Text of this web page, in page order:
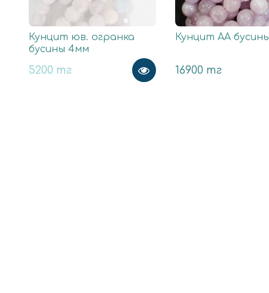
Кунцит юв. огранка
бусины 4мм
5200 тг
Кунцит АА
16900 тг